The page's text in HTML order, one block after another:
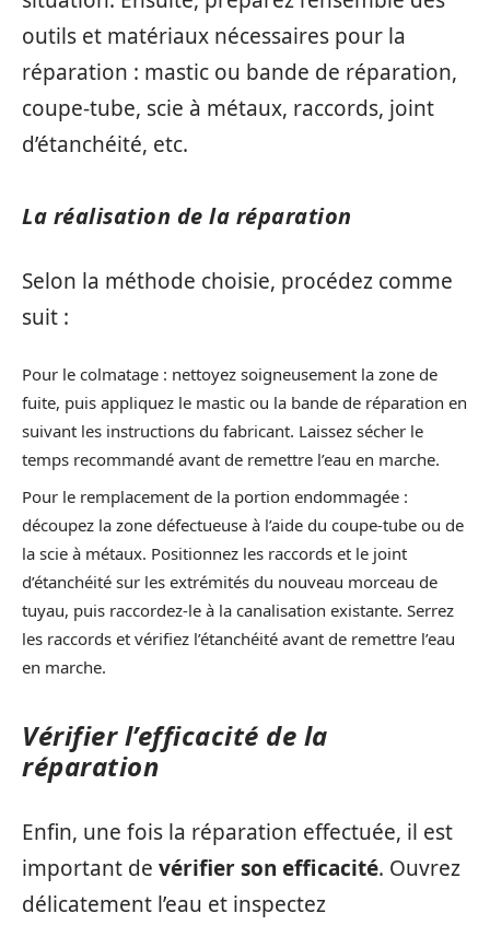
outils et matériaux nécessaires pour la
réparation : mastic ou bande de réparation,
coupe-tube, scie à métaux, raccords, joint
d’étanchéité, etc.
La réalisation de la réparation
Selon la méthode choisie, procédez comme
suit :
Pour le colmatage : nettoyez soigneusement la zone de
fuite, puis appliquez le mastic ou la bande de réparation en
suivant les instructions du fabricant. Laissez sécher le
temps recommandé avant de remettre l’eau en marche.
Pour le remplacement de la portion endommagée :
découpez la zone défectueuse à l’aide du coupe-tube ou de
la scie à métaux. Positionnez les raccords et le joint
d’étanchéité sur les extrémités du nouveau morceau de
tuyau, puis raccordez-le à la canalisation existante. Serrez
les raccords et vérifiez l’étanchéité avant de remettre l’eau
en marche.
Vérifier l’efficacité de la
réparation
Enfin, une fois la réparation effectuée, il est
important de vérifier son efficacité. Ouvrez
délicatement l’eau et inspectez